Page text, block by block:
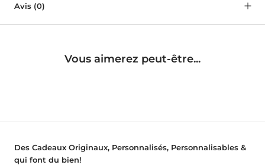
Avis (0)
Vous aimerez peut-être...
Des Cadeaux Originaux, Personnalisés, Personnalisables &
qui font du bien!